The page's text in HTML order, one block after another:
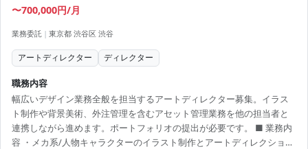
〜700,000円/月
業務委託 | 東京都 渋谷区 渋谷
アートディレクター ディレクター
職務内容
幅広いデザイン業務全般を担当するアートディレクター募集。イラス
ト制作や背景美術、外注管理を含むアセット管理業務を他の担当者と
連携しながら進めます。ポートフォリオの提出が必要です。 ■ 業務内
容 ・メカ系/人物キャラクターのイラスト制作とアートディレクション